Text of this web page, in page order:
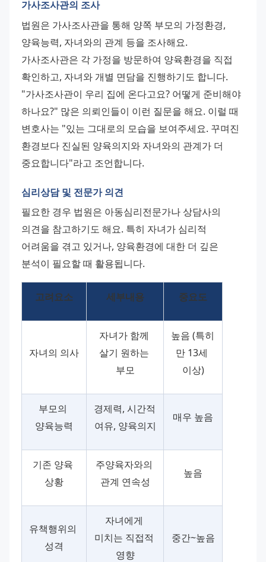
가사조사관의 조사
법원은 가사조사관을 통해 양쪽 부모의 가정환경,
양육능력, 자녀와의 관계 등을 조사해요.
가사조사관은 각 가정을 방문하여 양육환경을 직접
확인하고, 자녀와 개별 면담을 진행하기도 합니다.
"가사조사관이 우리 집에 온다고요? 어떻게 준비해야
하나요?" 많은 의뢰인들이 이런 질문을 해요. 이럴 때
변호사는 "있는 그대로의 모습을 보여주세요. 꾸며진
환경보다 진실된 양육의지와 자녀와의 관계가 더
중요합니다"라고 조언합니다.
심리상담 및 전문가 의견
필요한 경우 법원은 아동심리전문가나 상담사의
의견을 참고하기도 해요. 특히 자녀가 심리적
어려움을 겪고 있거나, 양육환경에 대한 더 깊은
분석이 필요할 때 활용됩니다.
고려요소 세부내용 중요도
자녀의 의사
자녀가 함께
살기 원하는
부모
높음 (특히
만 13세
이상)
부모의
양육능력
경제력, 시간적
여유, 양육의지
매우 높음
기존 양육
상황
주양육자와의
관계 연속성
높음
유책행위의
성격
자녀에게
미치는 직접적
영향
중간~높음